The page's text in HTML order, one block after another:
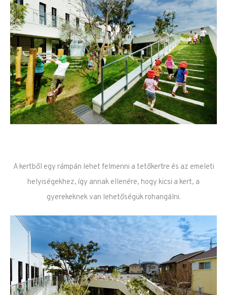
A kertből egy rámpán lehet felmenni a tetőkertre és az emeleti
helyiségekhez, így annak ellenére, hogy kicsi a kert, a
gyerekeknek van lehetőségük rohangálni.